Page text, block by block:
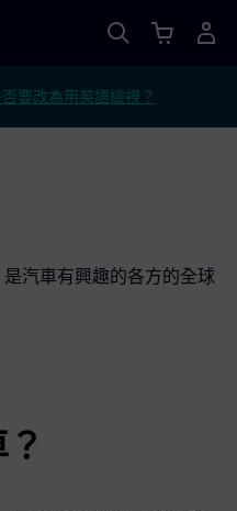
否要改為用英語檢視？
是汽車有興趣的各方的全球